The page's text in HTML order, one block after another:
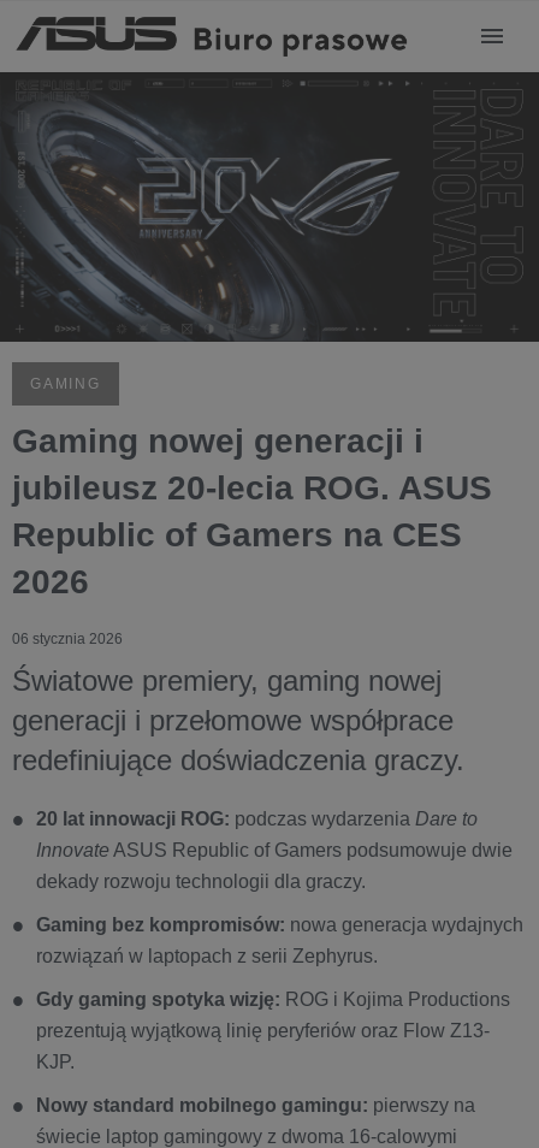
GAMING
Gaming nowej generacji i
jubileusz 20-lecia ROG. ASUS
Republic of Gamers na CES
2026
06 stycznia 2026
Światowe premiery, gaming nowej
generacji i przełomowe współprace
redefiniujące doświadczenia graczy.
20 lat innowacji ROG: podczas wydarzenia Dare to
Innovate ASUS Republic of Gamers podsumowuje dwie
dekady rozwoju technologii dla graczy.
Gaming bez kompromisów: nowa generacja wydajnych
rozwiązań w laptopach z serii Zephyrus.
Gdy gaming spotyka wizję: ROG i Kojima Productions
prezentują wyjątkową linię peryferiów oraz Flow Z13-
KJP.
Nowy standard mobilnego gamingu: pierwszy na
świecie laptop gamingowy z dwoma 16-calowymi